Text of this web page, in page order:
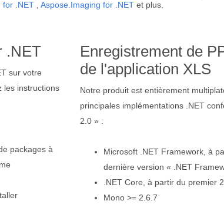
for .NET Aspose.Imaging for .NET et plus.
.NET
sur votre
les instructions
packages à
Enregistrement de
de l'application XLS
Notre produit est entièrement
principales implémentations .NET
2.0 » :
Microsoft .NET Framework, à
dernière version « .NET
.NET Core, à partir du premier
Mono >= 2.6.7